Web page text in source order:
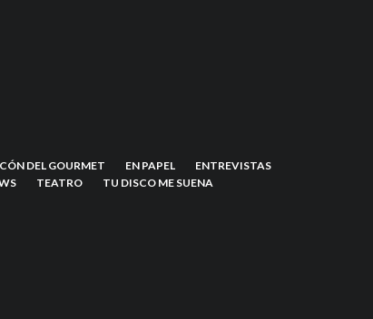
DEL GOURMET EN PAPEL
ENTREVISTAS
TEATRO TU DISCO ME SUENA